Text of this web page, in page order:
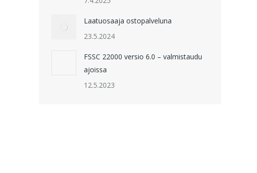
Laatuosaaja ostopalveluna
23.5.2024
FSSC 22000 versio 6.0 – valmistaudu
ajoissa
12.5.2023